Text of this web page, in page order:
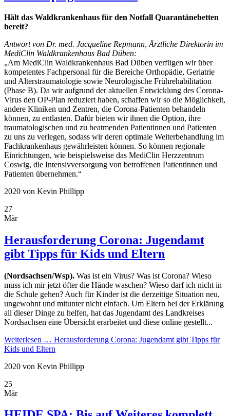
Hält das Waldkrankenhaus für den Notfall Quarantänebetten
bereit?
Antwort von Dr. med. Jacqueline Repmann, Ärztliche Direktorin im
MediClin Waldkrankenhaus Bad Düben:
„Am MediClin Waldkrankenhaus Bad Düben verfügen wir über
kompetentes Fachpersonal für die Bereiche Orthopädie, Geriatrie
und Alterstraumatologie sowie Neurologische Frührehabilitation
(Phase B). Da wir aufgrund der aktuellen Entwicklung des Corona-
Virus den OP-Plan reduziert haben, schaffen wir so die Möglichkeit,
andere Kliniken und Zentren, die Corona-Patienten behandeln
können, zu entlasten. Dafür bieten wir ihnen die Option, ihre
traumatologischen und zu beatmenden Patientinnen und Patienten
zu uns zu verlegen, sodass wir deren optimale Weiterbehandlung im
Fachkrankenhaus gewährleisten können. So können regionale
Einrichtungen, wie beispielsweise das MediClin Herzzentrum
Coswig, die Intensivversorgung von betroffenen Patientinnen und
Patienten übernehmen.“
2020 von Kevin Phillipp
27
Mär
Herausforderung Corona: Jugendamt
gibt Tipps für Kids und Eltern
(Nordsachsen/Wsp). Was ist ein Virus? Was ist Corona? Wieso
muss ich mir jetzt öfter die Hände waschen? Wieso darf ich nicht in
die Schule gehen? Auch für Kinder ist die derzeitige Situation neu,
ungewohnt und mitunter nicht einfach. Um Eltern bei der Erklärung
all dieser Dinge zu helfen, hat das Jugendamt des Landkreises
Nordsachsen eine Übersicht erarbeitet und diese online gestellt...
Weiterlesen … Herausforderung Corona: Jugendamt gibt Tipps für
Kids und Eltern
2020 von Kevin Phillipp
25
Mär